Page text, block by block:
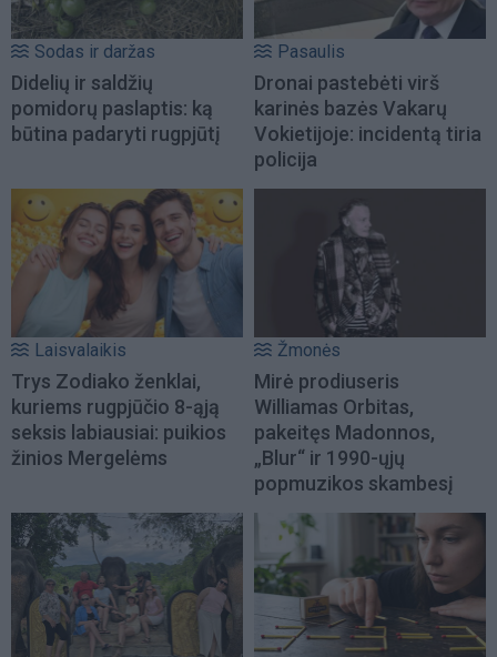
Sodas ir daržas
Didelių ir saldžių
pomidorų paslaptis: ką
būtina padaryti rugpjūtį
Pasaulis
Dronai pastebėti virš
karinės bazės Vakarų
Vokietijoje: incidentą tiria
policija
Laisvalaikis
Trys Zodiako ženklai,
kuriems rugpjūčio 8-ąją
seksis labiausiai: puikios
žinios Mergelėms
Žmonės
Mirė prodiuseris
Williamas Orbitas,
pakeitęs Madonnos,
„Blur“ ir 1990-ųjų
popmuzikos skambesį